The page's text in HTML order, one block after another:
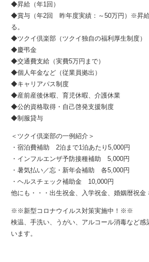
◆昇給（年1回）
◆賞与（年2回 昨年度実績：～50万円）※昇給
る。
◆ツクイ倶楽部（ツクイ独自の福利厚生制度）
◆慶弔金
◆交通費支給（実費5万円まで）
◆個人年金など（従業員拠出）
◆キャリアパス制度
◆産前産後休暇、育児休暇、介護休業
◆公的資格取得・自己啓発支援制度
◆制服貸与
＜ツクイ倶楽部の一例紹介＞
・宿泊費補助 2泊まで1泊あたり5,000円
・インフルエンザ予防接種補助 5,000円
・暑気払い／忘・新年会補助 各5,000円
・ヘルスチェック補助金 10,000円
他にも・・・出生祝金、入学祝金、婚姻暦祝金
※※新型コロナウイルス対策実施中！※※
検温、手洗い、うがい、アルコール消毒など感
います。